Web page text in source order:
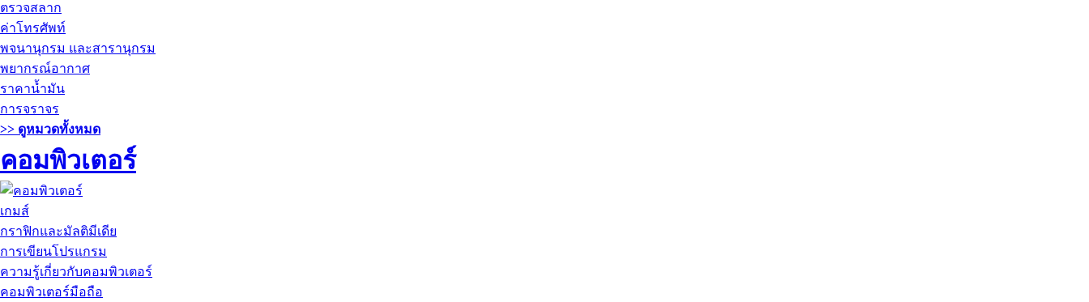
ตรวจสลาก
ค่าโทรศัพท์
พจนานุกรม และสารานุกรม
พยากรณ์อากาศ
ราคาน้ำมัน
การจราจร
>> ดูหมวดทั้งหมด
คอมพิวเตอร์
เกมส์
กราฟิกและมัลติมีเดีย
การเขียนโปรแกรม
ความรู้เกี่ยวกับคอมพิวเตอร์
คอมพิวเตอร์มือถือ